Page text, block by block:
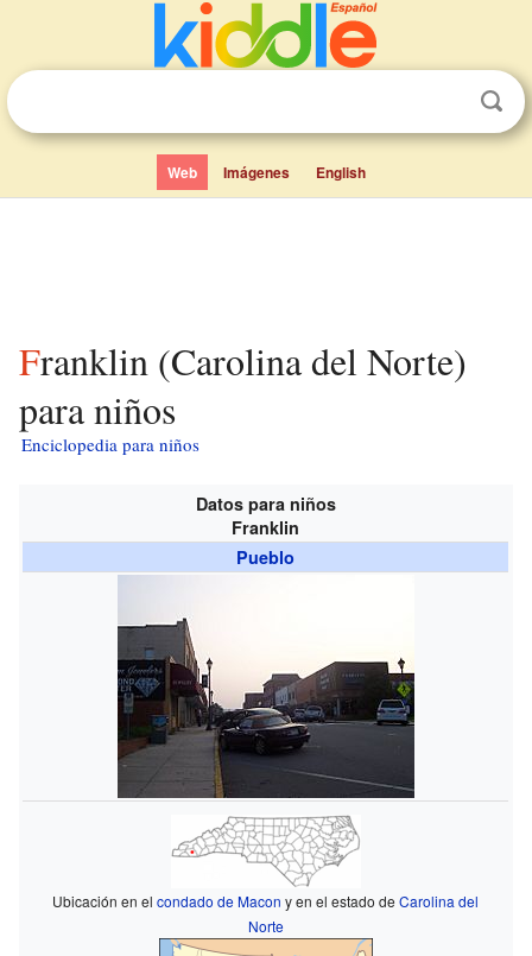
Web Imágenes English
Franklin (Carolina del Norte)
para niños
Enciclopedia para niños
Datos para niños
Franklin
Pueblo
Ubicación en elcondado de Macon y en el estado deCarolina del
Norte